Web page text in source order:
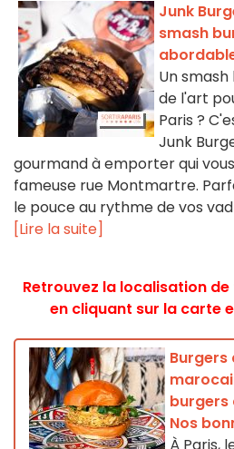
Junk
smash
Un
de l'art
Paris ?
Junk
gourmand à emporter qui
fameuse rue Montmartre.
le pouce au rythme de vos
[Lire la suite]
Retrouvez la localisation
en cliquant sur la carte
Burgers
burgers
Nos